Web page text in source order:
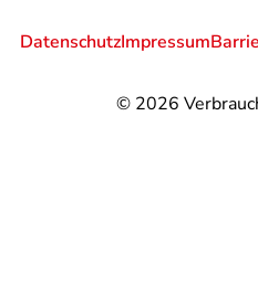
© 2026
DatenschutzImpressum